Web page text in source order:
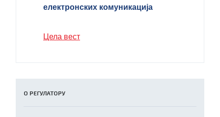
О РЕГУЛАТОРУ
електронских комуникација
Цела вест